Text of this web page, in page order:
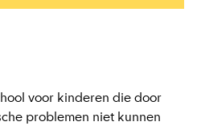
voor kinderen die door
problemen niet kunnen